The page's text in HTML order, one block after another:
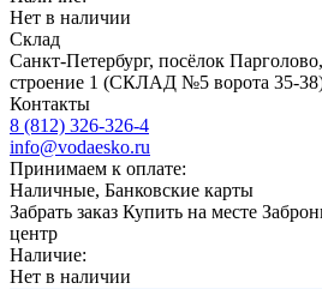
Нет в наличии
Склад
Санкт-Петербург, посёлок
строение 1 (СКЛАД №5 ворота 35-
Контакты
8 (812) 326-326-4
info@vodaesko.ru
Принимаем к оплате:
Наличные, Банковские карты
Забрать заказ Купить на месте
центр
Наличие:
Нет в наличии